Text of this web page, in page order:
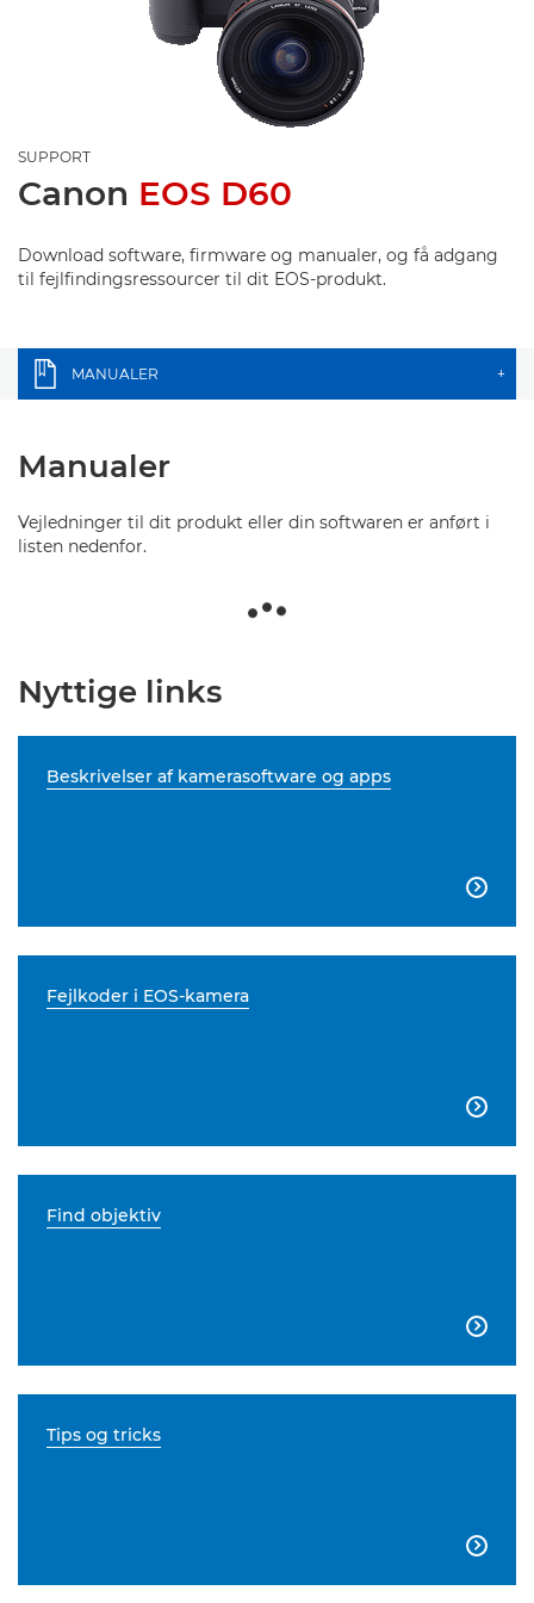
SUPPORT
Canon EOS D60
Download software, firmware og manualer, og få adgang
til fejlfindingsressourcer til dit EOS-produkt.
MANUALER +
Manualer
Vejledninger til dit produkt eller din softwaren er anført i
listen nedenfor.
Nyttige links
Beskrivelser af kamerasoftware og apps

Fejlkoder i EOS-kamera

Find objektiv

Tips og tricks
